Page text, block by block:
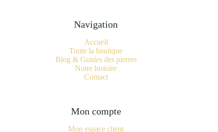
Navigation
Accueil
Toute la boutique
Blog & Guides des pierres
Notre histoire
Contact
Mon compte
Mon espace client